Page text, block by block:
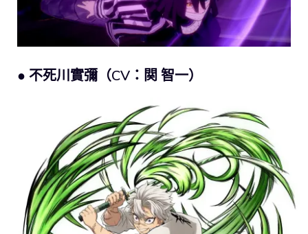
● 不死川實彌（CV：関 智一）